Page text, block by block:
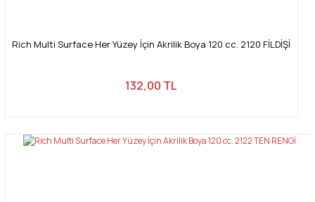
Rich Multi Surface Her Yüzey İçin Akrilik Boya 120 cc. 2120 FİLDİŞİ
132,00 TL